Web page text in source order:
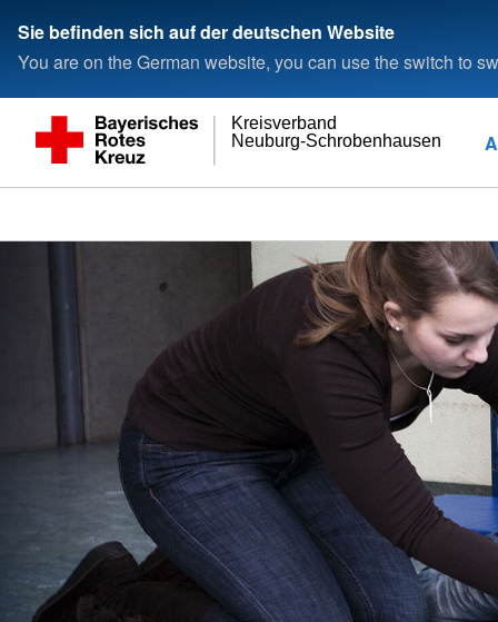
Sie befinden sich auf der deutschen Website
You are on the German website, you can use the switch to
Neuburg-Schrobenhausen
Kreisverband